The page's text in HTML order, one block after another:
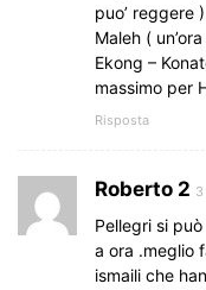
puo’ reggere
Maleh (
Ekong –
massimo per
Risposta
Roberto 2
Pellegri si
a ora .meglio
ismaili che